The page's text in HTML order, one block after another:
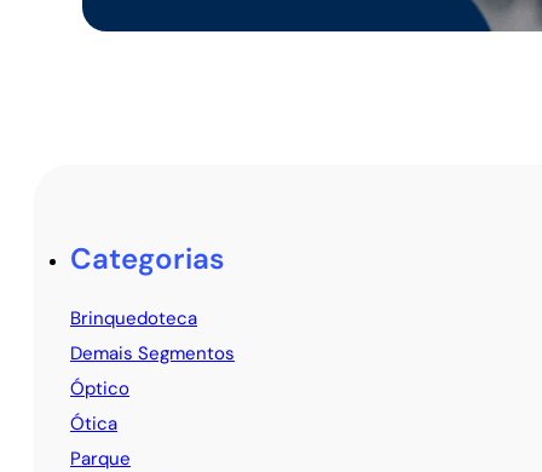
Categorias
Brinquedoteca
Demais Segmentos
Óptico
Ótica
Parque